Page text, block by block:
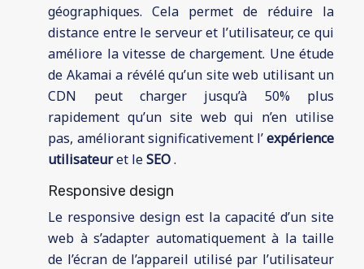
géographiques. Cela permet de réduire la
distance entre le serveur et l’utilisateur, ce qui
améliore la vitesse de chargement. Une étude
de Akamai a révélé qu’un site web utilisant un
CDN peut charger jusqu’à 50% plus
rapidement qu’un site web qui n’en utilise
pas, améliorant significativement l’expérience
utilisateuret leSEO.
Responsive design
Le responsive design est la capacité d’un site
web à s’adapter automatiquement à la taille
de l’écran de l’appareil utilisé par l’utilisateur